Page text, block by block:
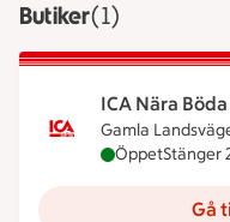
ButikerVisar 1 stycken
(1)
ICA Nära Böda
Gamla
ICA Nära
ÖppetStänger
Gå